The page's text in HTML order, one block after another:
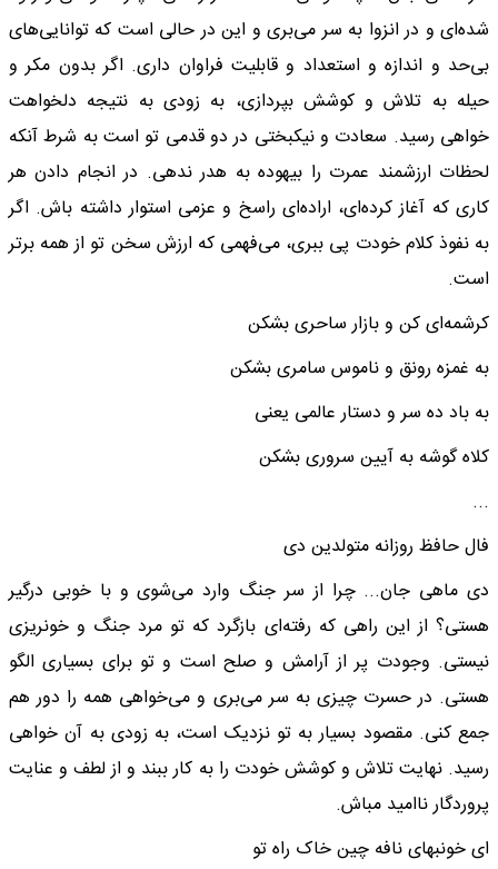
شده‌ای و در انزوا به سر می‌بری و این در حالی است که توانایی‌های
بی‌حد و اندازه و استعداد و قابلیت فراوان داری. اگر بدون مکر و
حیله به تلاش و کوشش بپردازی، به زودی به نتیجه دلخواهت
خواهی رسید. سعادت و نیکبختی در دو قدمی تو است به شرط آنکه
لحظات ارزشمند عمرت را بیهوده به هدر ندهی. در انجام دادن هر
کاری که آغاز کرده‌ای، اراده‌ای راسخ و عزمی استوار داشته باش. اگر
به نفوذ کلام خودت پی ببری، می‌فهمی که ارزش سخن تو از همه برتر
است.
کرشمه‌ای کن و بازار ساحری بشکن
به غمزه رونق و ناموس سامری بشکن
به باد ده سر و دستار عالمی یعنی
کلاه گوشه به آیین سروری بشکن
...
فال حافظ روزانه متولدین دی
دی ماهی جان... چرا از سر جنگ وارد می‌شوی و با خوبی درگیر
هستی؟ از این راهی که رفته‌ای بازگرد که تو مرد جنگ و خونریزی
نیستی. وجودت پر از آرامش و صلح است و تو برای بسیاری الگو
هستی. در حسرت چیزی به سر می‌بری و می‌خواهی همه را دور هم
جمع کنی. مقصود بسیار به تو نزدیک است، به زودی به آن خواهی
رسید. نهایت تلاش و کوشش خودت را به کار ببند و از لطف و عنایت
پروردگار ناامید مباش.
ای خونبهای نافه چین خاک راه تو